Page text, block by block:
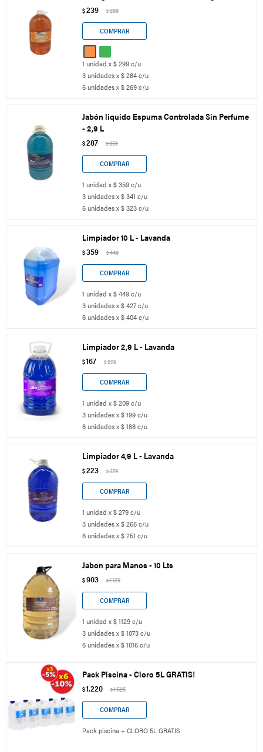
$239 $299
1 unidad x $ 299 c/u
3 unidades x $ 284 c/u
6 unidades x $ 269 c/u
Jabón liquido Espuma Controlada Sin Perfume
- 2,9 L
$287 $359
1 unidad x $ 359 c/u
3 unidades x $ 341 c/u
6 unidades x $ 323 c/u
Limpiador 10 L - Lavanda
$359 $449
1 unidad x $ 449 c/u
3 unidades x $ 427 c/u
6 unidades x $ 404 c/u
Limpiador 2,9 L - Lavanda
$167 $209
1 unidad x $ 209 c/u
3 unidades x $ 199 c/u
6 unidades x $ 188 c/u
Limpiador 4,9 L - Lavanda
$223 $279
1 unidad x $ 279 c/u
3 unidades x $ 265 c/u
6 unidades x $ 251 c/u
Jabon para Manos - 10 Lts
$903 $1.129
1 unidad x $ 1129 c/u
3 unidades x $ 1073 c/u
6 unidades x $ 1016 c/u
Pack Piscina - Cloro 5L GRATIS!
$1.220 $1.525
Pack piscina + CLORO 5L GRATIS